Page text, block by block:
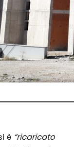
è “ricaricato